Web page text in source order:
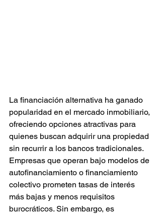
La financiación alternativa ha ganado
popularidad en el mercado inmobiliario,
ofreciendo opciones atractivas para
quienes buscan adquirir una propiedad
sin recurrir a los bancos tradicionales.
Empresas que operan bajo modelos de
autofinanciamiento o financiamiento
colectivo prometen tasas de interés
más bajas y menos requisitos
burocráticos. Sin embargo, es